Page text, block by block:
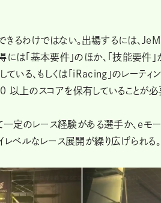
るわけではない。出場するには、
は「基本要件」のほか、「技能要件
いる、もしくは「iRacing」のレーティ
以上のスコアを保有していることが必
て一定のレース経験がある選手か、e
ベルなレース展開が繰り広げられる。